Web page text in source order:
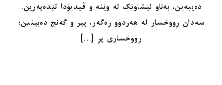
دەیبەین، بەناو لێشاوێک لە وێنە و ڤیدیۆدا تێدەپەڕین.
سەدان ڕووخسار لە هەردوو ڕەگەز، پیر و گەنج دەبینین؛
ڕووخساری پڕ [...]